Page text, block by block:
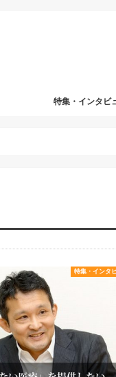
特集・インタビ
特集・インタ